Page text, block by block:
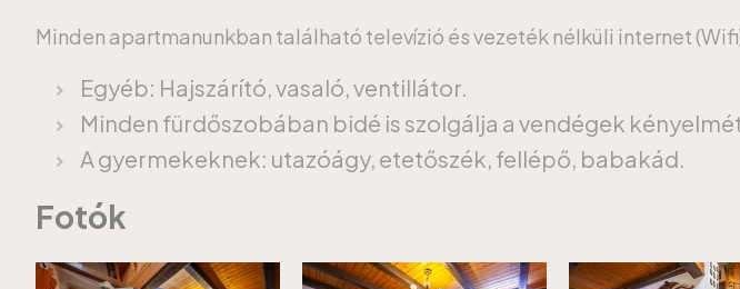
Minden apartmanunkban található televízió és vezeték nélküli internet
Egyéb: Hajszárító, vasaló, ventillátor.
Minden fürdőszobában bidé is szolgálja a vendégek
A gyermekeknek: utazóágy, etetőszék, fellépő, babakád.
Fotók